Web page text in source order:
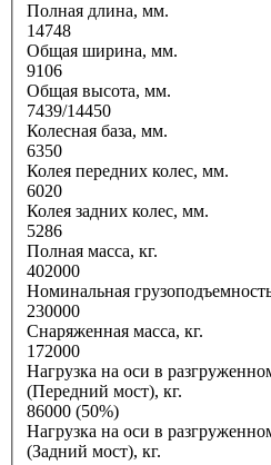
Полная длина, мм.
14748
Общая ширина, мм.
9106
Общая высота, мм.
7439/14450
Колесная база, мм.
6350
Колея передних колес, мм.
6020
Колея задних колес, мм.
5286
Полная масса, кг.
402000
Номинальная
230000
Снаряженная масса, кг.
172000
Нагрузка на оси в
(Передний мост), кг.
86000 (50%)
Нагрузка на оси в
(Задний мост), кг.